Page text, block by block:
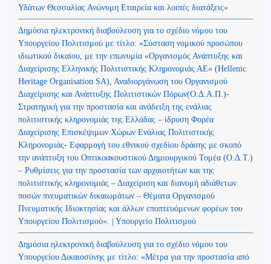
Υδάτων Θεσσαλίας Ανώνυμη Εταιρεία και λοιπές διατάξεις»
Δημόσια ηλεκτρονική διαβούλευση για το σχέδιο νόμου του
Υπουργείου Πολιτισμού με τίτλο: «Σύσταση νομικού προσώπου
ιδιωτικού δικαίου, με την επωνυμία «Οργανισμός Ανάπτυξης και
Διαχείρισης Ελληνικής Πολιτιστικής Κληρονομιάς ΑΕ» (Hellenic
Heritage Organisation SA), Αναδιοργάνωση του Οργανισμού
Διαχείρισης και Ανάπτυξης Πολιτιστικών Πόρων(Ο.Δ.Α.Π.)-
Στρατηγική για την προστασία και ανάδειξη της ενάλιας
πολιτιστικής κληρονομιάς της Ελλάδας – ίδρυση Φορέα
Διαχείρισης Επισκέψιμων Χώρων Ενάλιας Πολιτιστικής
Κληρονομιάς- Εφαρμογή του εθνικού σχεδίου δράσης με σκοπό
την ανάπτυξη του Οπτικοακουστικού Δημιουργικού Τομέα (Ο.Δ.Τ.)
– Ρυθμίσεις για την προστασία των αρχαιοτήτων και της
πολιτιστικής κληρονομιάς – Διαχείριση και διανομή αδιάθετων
ποσών πνευματικών δικαιωμάτων – Θέματα Οργανισμού
Πνευματικής Ιδιοκτησίας και άλλων εποπτευόμενων φορέων του
Υπουργείου Πολιτισμού». | Υπουργείο Πολιτισμού
Δημόσια ηλεκτρονική διαβούλευση για το σχέδιο νόμου του
Υπουργείου Δικαιοσύνης με τίτλο: «Μέτρα για την προστασία από